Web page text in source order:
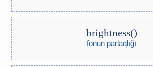
brightness()
fonun parlaqlığı